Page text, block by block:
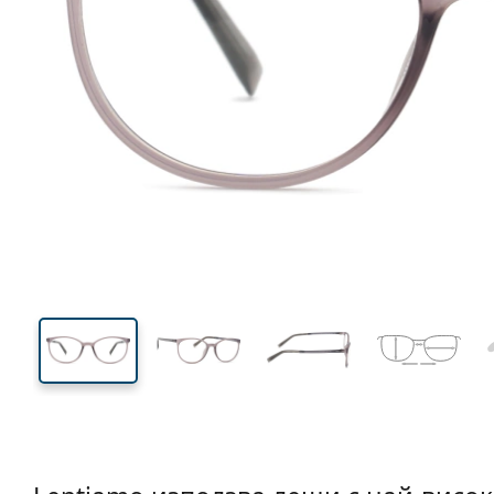
Ширина
38 mm
Височина на стъклото
52 mm
Ширина на стъклото
на